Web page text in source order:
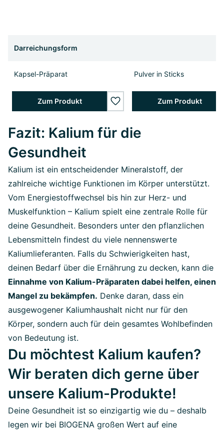
Darreichungsform
Kapsel-Präparat Pulver in Sticks
Zum Produkt
wishlist.add
Zum Produkt
Fazit: Kalium für die
Gesundheit
Kalium ist ein entscheidender Mineralstoff, der
zahlreiche wichtige Funktionen im Körper unterstützt.
Vom Energiestoffwechsel bis hin zur Herz- und
Muskelfunktion – Kalium spielt eine zentrale Rolle für
deine Gesundheit. Besonders unter den pflanzlichen
Lebensmitteln findest du viele nennenswerte
Kaliumlieferanten. Falls du Schwierigkeiten hast,
deinen Bedarf über die Ernährung zu decken, kann die
Einnahme von Kalium-Präparaten dabei helfen, einen
Mangel zu bekämpfen. Denke daran, dass ein
ausgewogener Kaliumhaushalt nicht nur für den
Körper, sondern auch für dein gesamtes Wohlbefinden
von Bedeutung ist.
Du möchtest Kalium kaufen?
Wir beraten dich gerne über
unsere Kalium-Produkte!
Deine Gesundheit ist so einzigartig wie du – deshalb
legen wir bei BIOGENA großen Wert auf eine